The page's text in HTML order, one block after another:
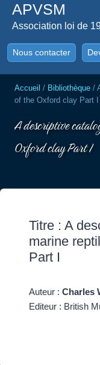
AllerAPVSM
Association loi de
Nous contacter
Accueil / Bibliothèque /
of the Oxford clay Part I
A descriptive
Oxford clay Part I
Titre : A
marine
Part I
Auteur : Charles
Editeur : British